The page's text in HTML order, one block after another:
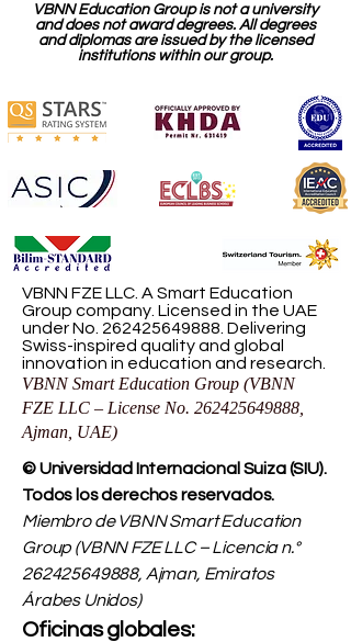
VBNN Education Group is not a university
and does not award degrees. All degrees
and diplomas are issued by the licensed
institutions within our group.
VBNN FZE LLC. A Smart Education
Group company. Licensed in the UAE
under No. 262425649888 . Delivering
Swiss-inspired quality and global
innovation in education and research.
VBNN Smart Education Group (VBNN
FZE LLC – License No. 262425649888
Ajman, UAE)
© Universidad Internacional Suiza (SIU).
Todos los derechos reservados.
Miembro de VBNN Smart Education
Group (VBNN FZE LLC – Licencia n.°
262425649888, Ajman, Emiratos
Árabes Unidos)
Oficinas globales: